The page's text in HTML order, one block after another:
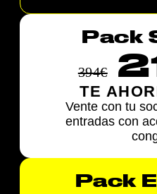
Pack
394€
TE
Vente con tu
entradas con
Pack